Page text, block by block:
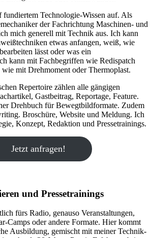
fundiertem Technologie-Wissen auf. Als
der Fachrichtung Maschinen- und
mich generell mit Technik aus. Ich kann
etwas anfangen, weiß, wie
lässt oder was ein
kann mit Fachbegriffen wie Redispatch
wie mit Drehmoment oder Thermoplast.
Repertoire zählen alle gängigen
Gastbeitrag, Reportage, Feature.
Drehbuch für Bewegtbildformate. Zudem
Broschüre, Website und Meldung. Ich
Konzept, Redaktion und Pressetrainings.
Jetzt anfragen!
und Pressetrainings
fürs Radio, genauso Veranstaltungen,
Camps oder andere Formate. Hier kommt
Ausbildung, gemischt mit meiner Technik-